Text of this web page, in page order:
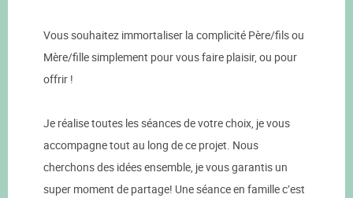
Vous souhaitez immortaliser la complicité Père/fils ou
Mère/fille simplement pour vous faire plaisir, ou pour
offrir !
Je réalise toutes les séances de votre choix, je vous
accompagne tout au long de ce projet. Nous
cherchons des idées ensemble, je vous garantis un
super moment de partage! Une séance en famille c’est